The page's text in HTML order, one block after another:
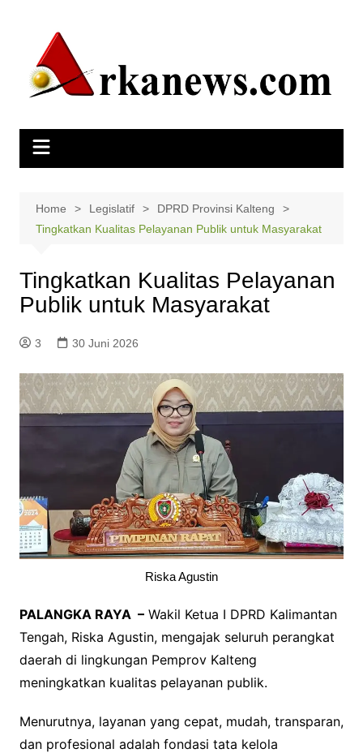
Home Legislatif
DPRD Provinsi Kalteng
Tingkatkan Kualitas Pelayanan Publik untuk Masyarakat
Tingkatkan Kualitas Pelayanan
Publik untuk Masyarakat
3 30 Juni 2026
Riska Agustin
PALANGKA RAYA –Wakil Ketua I DPRD Kalimantan
Tengah, Riska Agustin, mengajak seluruh perangkat
daerah di lingkungan Pemprov Kalteng
meningkatkan kualitas pelayanan publik.
Menurutnya, layanan yang cepat, mudah, transparan,
dan profesional adalah fondasi tata kelola